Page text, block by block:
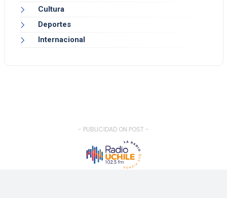
Cultura
Deportes
Internacional
- PUBLICIDAD ON POST -